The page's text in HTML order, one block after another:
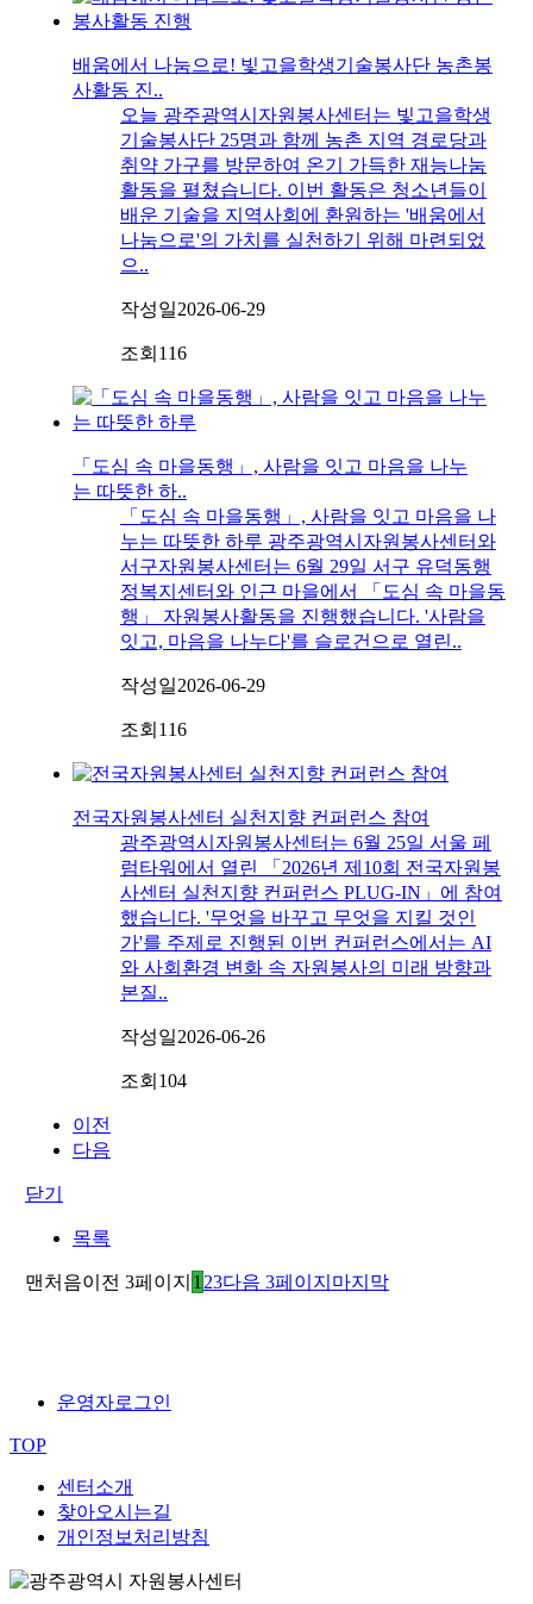
배움에서 나눔으로! 빛고을학생기술봉사단 농촌봉
사활동 진..
오늘 광주광역시자원봉사센터는 빛고을학생
기술봉사단 25명과 함께 농촌 지역 경로당과
취약 가구를 방문하여 온기 가득한 재능나눔
활동을 펼쳤습니다. 이번 활동은 청소년들이
배운 기술을 지역사회에 환원하는 '배움에서
나눔으로'의 가치를 실천하기 위해 마련되었
으..
작성일2026-06-29
조회 116
「도심 속 마을동행」, 사람을 잇고 마음을 나누
는 따뜻한 하..
「도심 속 마을동행」, 사람을 잇고 마음을 나
누는 따뜻한 하루 광주광역시자원봉사센터와
서구자원봉사센터는 6월 29일 서구 유덕동행
정복지센터와 인근 마을에서 「도심 속 마을동
행」 자원봉사활동을 진행했습니다. '사람을
잇고, 마음을 나누다'를 슬로건으로 열린..
작성일2026-06-29
조회 116
전국자원봉사센터 실천지향 컨퍼런스 참여
광주광역시자원봉사센터는 6월 25일 서울 페
럼타워에서 열린 「2026년 제10회 전국자원봉
사센터 실천지향 컨퍼런스 PLUG-IN」에 참여
했습니다. '무엇을 바꾸고 무엇을 지킬 것인
가'를 주제로 진행된 이번 컨퍼런스에서는 AI
와 사회환경 변화 속 자원봉사의 미래 방향과
본질..
작성일2026-06-26
조회 104
이전
다음
닫기
목록
맨처음이전 3페이지 1 23다음 3페이지 마지막
운영자로그인
TOP
센터소개
찾아오시는길
개인정보처리방침